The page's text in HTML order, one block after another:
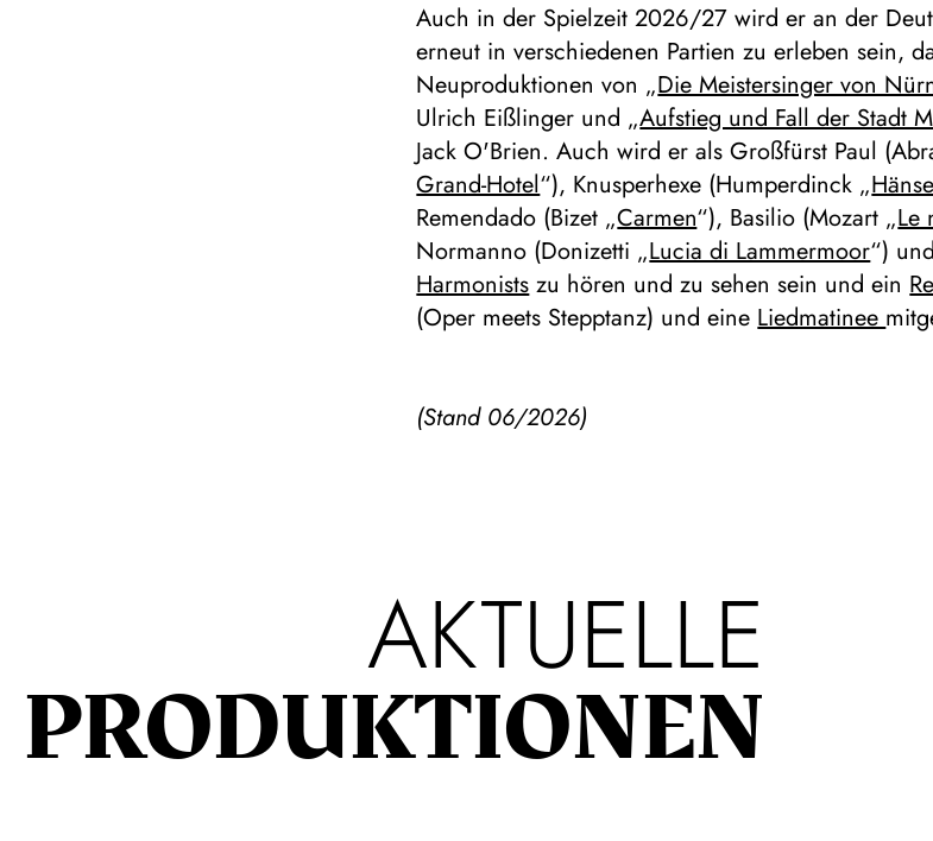
Auch in der Spielzeit 2026/27 wird er an der
erneut in verschiedenen Partien zu erleben sein,
Neuproduktionen von „Die Meistersinger von
Ulrich Eißlinger und „Aufstieg und Fall der Stadt
Jack O'Brien. Auch wird er als Großfürst Paul
Grand-Hotel“), Knusperhexe (Humperdinck „
Remendado (Bizet „Carmen“), Basilio (Mozart „Le
Normanno (Donizetti „Lucia di Lammermoor“)
Harmonistszu hören und zu sehen sein und ein
(Oper meets Stepptanz) und eineLiedmatinee
(Stand 06/2026)
AKTUELLE
PRODUKTIONEN